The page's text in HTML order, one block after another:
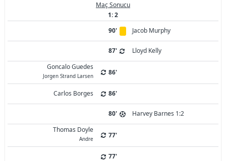
Maç Sonucu
1: 2
90'
Jacob Murphy
87'
Lloyd Kelly
Goncalo Guedes
Jorgen Strand Larsen 86'
Carlos Borges 86'
80'
Harvey Barnes 1:2
Thomas Doyle
Andre 77'
77'